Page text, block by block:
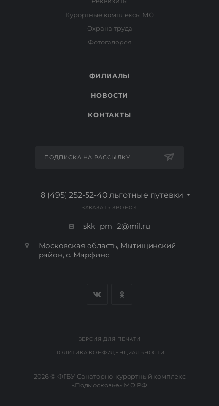
Курортные комплексы МО
Охрана труда
Фотогалерея
ФИЛИАЛЫ
НОВОСТИ
КОНТАКТЫ
ПОДПИСКА НА РАССЫЛКУ
8 (495) 252-52-40 льготные путевки
ЗАКАЗАТЬ ЗВОНОК
skk_pm_2@mil.ru
Московская область, Мытищинский
район, с. Марфино
ВЕРСИЯ ДЛЯ ПЕЧАТИ
ПОЛИТИКА КОНФИДЕНЦИАЛЬНОСТИ
2026 © ФГБУ Санаторно-курортный комплекс
«Подмосковье» МО РФ